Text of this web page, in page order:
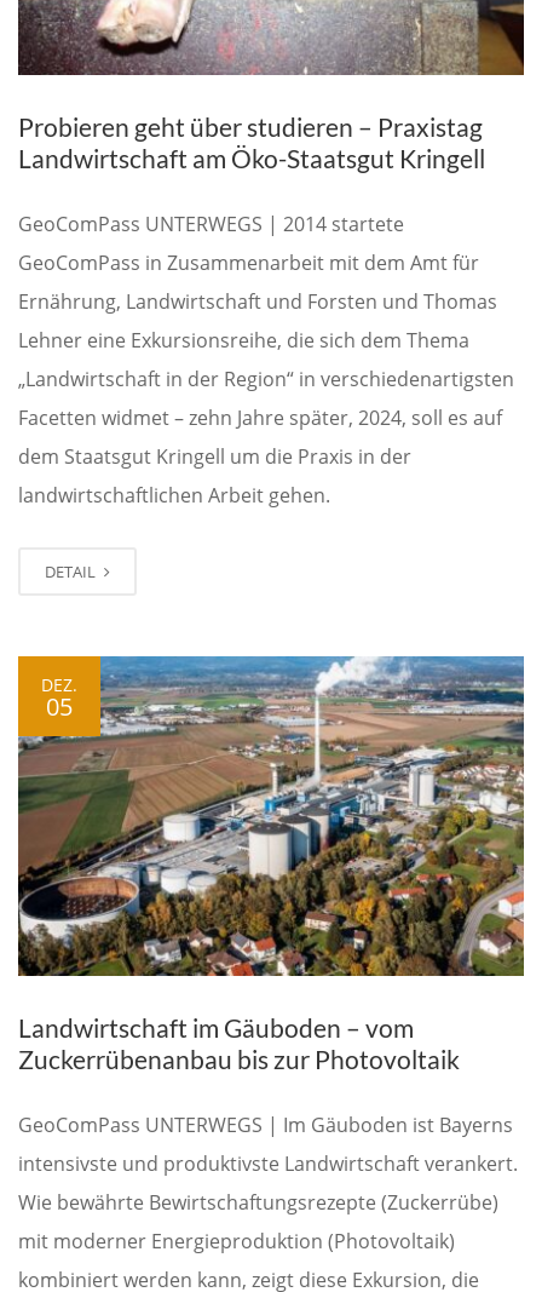
Probieren geht über studieren – Praxistag
Landwirtschaft am Öko-Staatsgut Kringell
GeoComPass UNTERWEGS | 2014 startete
GeoComPass in Zusammenarbeit mit dem Amt für
Ernährung, Landwirtschaft und Forsten und Thomas
Lehner eine Exkursionsreihe, die sich dem Thema
„Landwirtschaft in der Region“ in verschiedenartigsten
Facetten widmet – zehn Jahre später, 2024, soll es auf
dem Staatsgut Kringell um die Praxis in der
landwirtschaftlichen Arbeit gehen.
DETAIL
DEZ.
05
Landwirtschaft im Gäuboden – vom
Zuckerrübenanbau bis zur Photovoltaik
GeoComPass UNTERWEGS | Im Gäuboden ist Bayerns
intensivste und produktivste Landwirtschaft verankert.
Wie bewährte Bewirtschaftungsrezepte (Zuckerrübe)
mit moderner Energieproduktion (Photovoltaik)
kombiniert werden kann, zeigt diese Exkursion, die